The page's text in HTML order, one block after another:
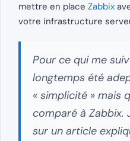
mettre en place Zabbix
votre infrastructure
Pour ce qui me
longtemps été
« simplicité » mais
comparé à Zabbix.
sur un article